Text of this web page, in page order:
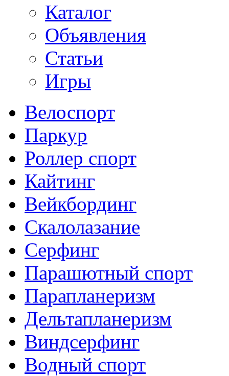
Каталог
Объявления
Статьи
Игры
Велоспорт
Паркур
Роллер спорт
Кайтинг
Вейкбординг
Скалолазание
Серфинг
Парашютный спорт
Парапланеризм
Дельтапланеризм
Виндсерфинг
Водный спорт